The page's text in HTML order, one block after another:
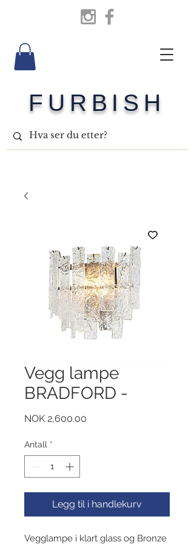
FURBISH
Vegg lampe
BRADFORD -
NOK 2,600.00
Antall *
Legg til i handlekurv
Vegglampe i klart glass og Bronze